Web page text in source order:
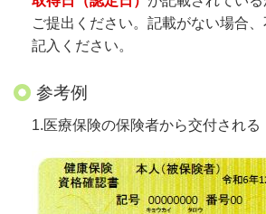
ご提出ください。記載がない場合
記入ください。
参考例
1.医療保険の保険者から交付される